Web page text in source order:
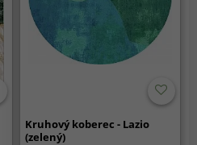
Kruhový koberec - Lazio
(zelený)